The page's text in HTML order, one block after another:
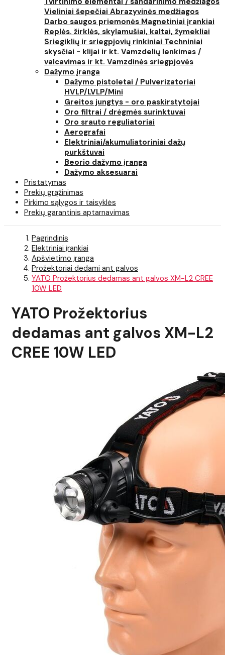
Vieliniai šepečiai Abrazyvinės medžiagos
Darbo saugos priemonės Magnetiniai įrankiai
Replės. žirklės, skylamušiai, kaltai, žymekliai
Sriegiklių ir sriegpjovių rinkiniai Techniniai
skysčiai - klijai ir kt. Vamzdelių lenkimas /
valcavimas ir kt. Vamzdinės sriegpjovės
Dažymo įranga
Dažymo pistoletai / Pulverizatoriai
HVLP/LVLP/Mini
Greitos jungtys - oro paskirstytojai
Oro filtrai / drėgmės surinktuvai
Oro srauto reguliatoriai
Aerografai
Elektriniai/akumuliatoriniai dažų
purkštuvai
Beorio dažymo įranga
Dažymo aksesuarai
Pristatymas
Prekių grąžinimas
Pirkimo sąlygos ir taisyklės
Prekių garantinis aptarnavimas
Pagrindinis
Elektriniai įrankiai
Apšvietimo įranga
Prožektoriai dedami ant galvos
YATO Prožektorius dedamas ant galvos XM-L2 CREE
10W LED
YATO Prožektorius
dedamas ant galvos XM-L2
CREE 10W LED